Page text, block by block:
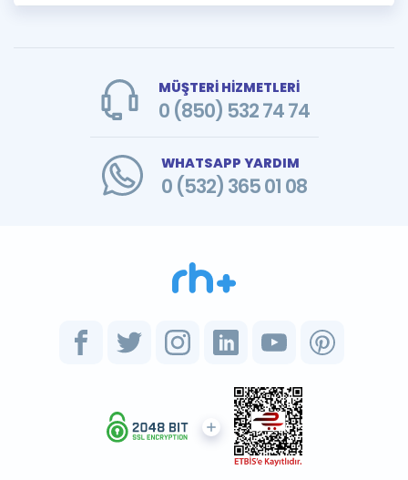
MÜŞTERİ HİZMETLERİ
0 (850) 532 74 74
WHATSAPP YARDIM
0 (532) 365 01 08